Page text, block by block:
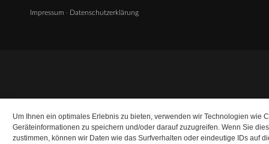
Um Ihnen ein optimales Erlebnis zu bieten, verwenden wir Technologien wie
Geräteinformationen zu speichern und/oder darauf zuzugreifen. Wenn Sie
zustimmen, können wir Daten wie das Surfverhalten oder eindeutige IDs auf
Impressum · Datenschutzerklärung